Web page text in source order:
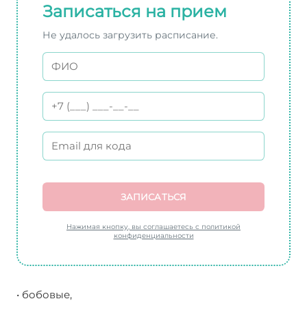
Записаться на прием
Не удалось загрузить расписание.
ЗАПИСАТЬСЯ
Нажимая кнопку, вы соглашаетесь с политикой
конфиденциальности
• бобовые,